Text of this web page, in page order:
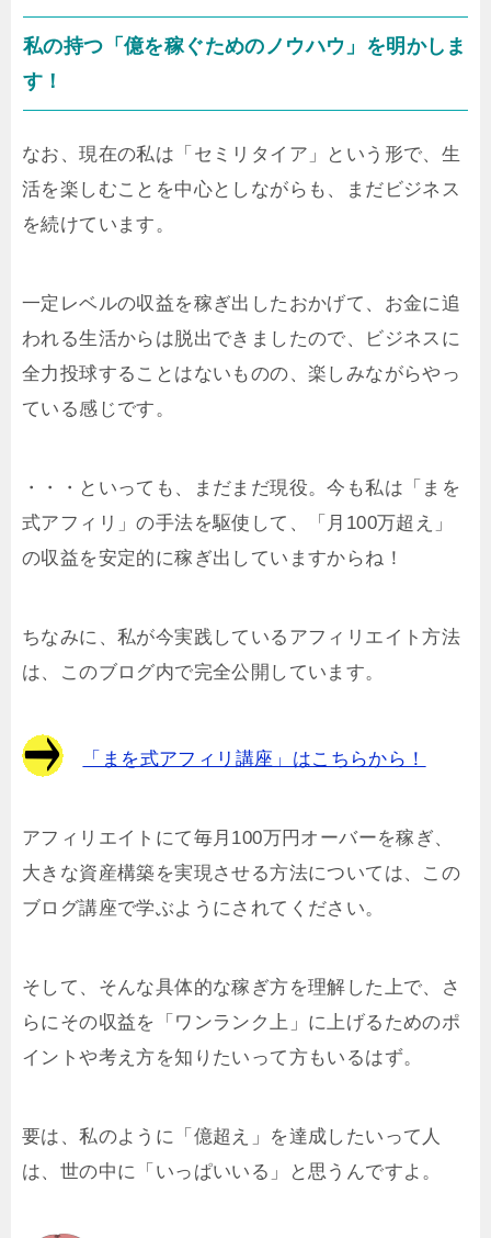
私の持つ「億を稼ぐためのノウハウ」を明かしま
す！
なお、現在の私は「セミリタイア」という形で、生
活を楽しむことを中心としながらも、まだビジネス
を続けています。
一定レベルの収益を稼ぎ出したおかげて、お金に追
われる生活からは脱出できましたので、ビジネスに
全力投球することはないものの、楽しみながらやっ
ている感じです。
・・・といっても、まだまだ現役。今も私は「まを
式アフィリ」の手法を駆使して、「月100万超え」
の収益を安定的に稼ぎ出していますからね！
ちなみに、私が今実践しているアフィリエイト方法
は、このブログ内で完全公開しています。
「まを式アフィリ講座」はこちらから！
アフィリエイトにて毎月100万円オーバーを稼ぎ、
大きな資産構築を実現させる方法については、この
ブログ講座で学ぶようにされてください。
そして、そんな具体的な稼ぎ方を理解した上で、さ
らにその収益を「ワンランク上」に上げるためのポ
イントや考え方を知りたいって方もいるはず。
要は、私のように「億超え」を達成したいって人
は、世の中に「いっぱいいる」と思うんですよ。